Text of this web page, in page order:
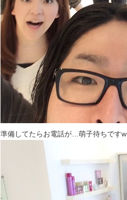
準備してたらお電話が…萌子待ちですw